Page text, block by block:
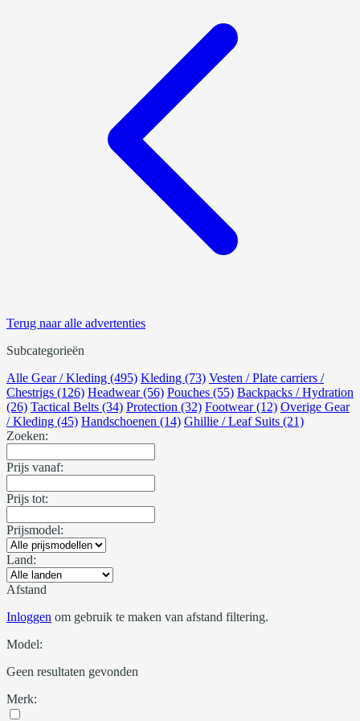
Terug naar alle advertenties
Subcategorieën
Alle Gear / Kleding (495) Kleding (73) Vesten / Plate carriers /
Chestrigs (126) Headwear (56) Pouches (55) Backpacks / Hydration
(26) Tactical Belts (34) Protection (32) Footwear (12) Overige Gear
/ Kleding (45) Handschoenen (14) Ghillie / Leaf Suits (21)
Zoeken:
Prijs vanaf:
Prijs tot:
Prijsmodel:
Land:
Afstand
Inloggen om gebruik te maken van afstand filtering.
Model:
Geen resultaten gevonden
Merk: